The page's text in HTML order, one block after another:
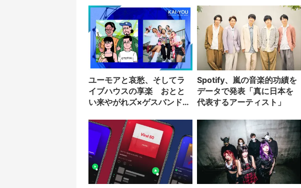
ユーモアと哀愁、そしてラ
イブハウスの享楽 おとと
い来やがれズ×ゲスバンドイ
Spotify、嵐の音楽的功績を
データで発表「真に日本を
代表するアーティスト」